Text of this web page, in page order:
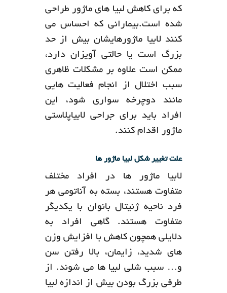
که برای کاهش لبیا های ماژور طراحی
شده است.بیمارانی که احساس می
کنند لابیا ماژورهایشان بیش از حد
بزرگ است یا حالتی آویزان دارد،
ممکن است علاوه بر مشکلات ظاهری
سبب اختلال از انجام فعالیت هایی
مانند دوچرخه سواری شود، این
افراد باید برای جراحی لابیاپلاستی
ماژور اقدام کنند.
علت تغییر شکل لبیا ماژور ها
لابیا ماژور ها در افراد مختلف
متفاوت هستند، بسته به آناتومی هر
فرد ناحیه ژنیتال بانوان با یکدیگر
متفاوت هستند. گاهی افراد به
دلایلی همچون کاهش با افزایش وزن
های شدید، زایمان، بالا رفتن سن
و… سبب شلی لبیا ها می شوند. از
طرفی بزرگ بودن بیش از اندازه لبیا